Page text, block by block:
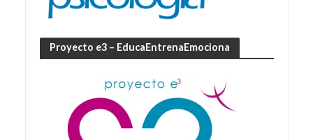
Proyecto e3 – EducaEntrenaEmociona